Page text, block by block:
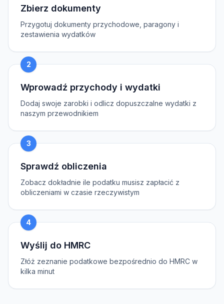
Zbierz dokumenty
Przygotuj dokumenty przychodowe, paragony i
zestawienia wydatków
2
Wprowadź przychody i wydatki
Dodaj swoje zarobki i odlicz dopuszczalne wydatki z
naszym przewodnikiem
3
Sprawdź obliczenia
Zobacz dokładnie ile podatku musisz zapłacić z
obliczeniami w czasie rzeczywistym
4
Wyślij do HMRC
Złóż zeznanie podatkowe bezpośrednio do HMRC w
kilka minut